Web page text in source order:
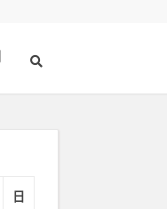
日